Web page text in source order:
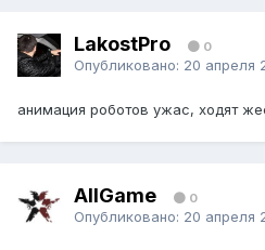
LakostPro 0
Опубликовано: 20 апреля
анимация роботов ужас, ходят
AllGame 0
Опубликовано: 20 апреля